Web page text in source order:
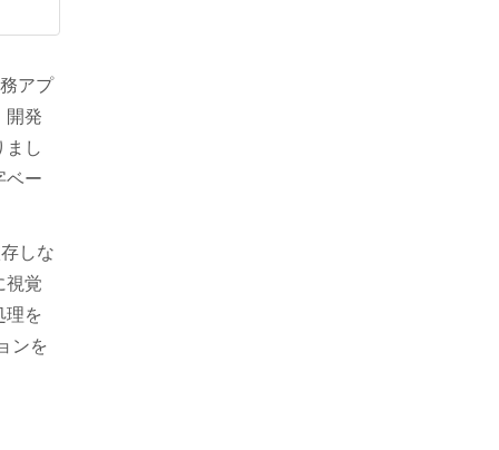
アプ
開発
まし
ベー
しな
視覚
理を
ンを